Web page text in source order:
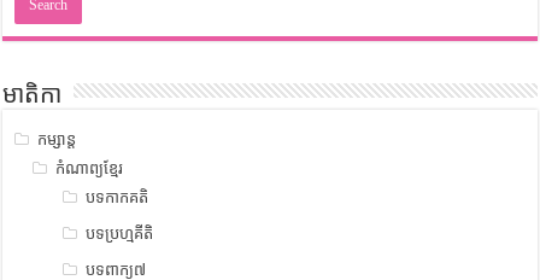
មាតិកា
កម្សាន្ត
កំណាព្យខ្មែរ
បទកាកគតិ
បទប្រហ្មគីតិ
បទពាក្យ៧